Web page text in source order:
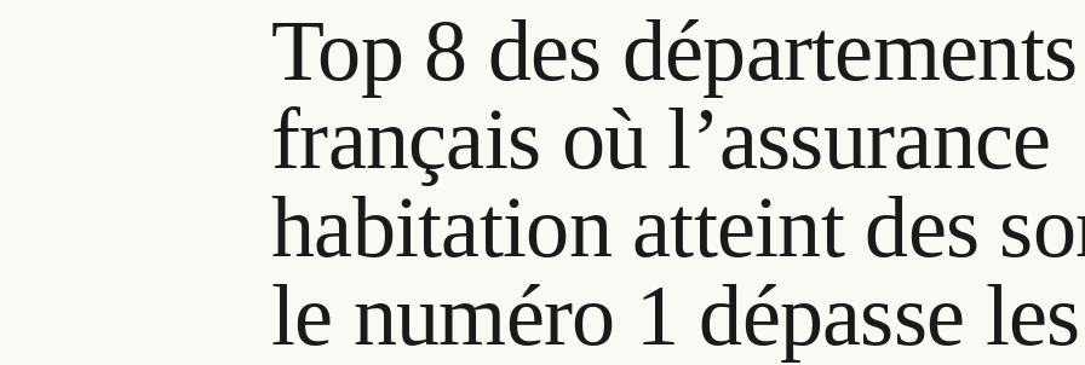
Top 8 des départements
français où l’assurance
habitation atteint des
le numéro 1 dépasse